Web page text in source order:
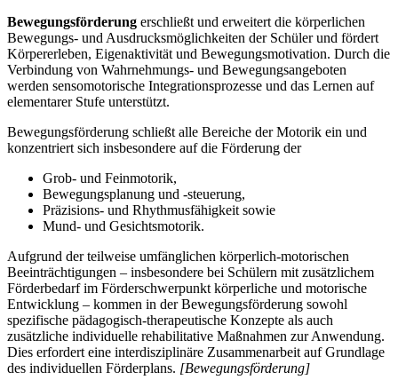
Bewegungsförderung erschließt und erweitert die körperlichen
Bewegungs- und Ausdrucksmöglichkeiten der Schüler und fördert
Körpererleben, Eigenaktivität und Bewegungsmotivation. Durch die
Verbindung von Wahrnehmungs- und Bewegungsangeboten
werden sensomotorische Integrationsprozesse und das Lernen auf
elementarer Stufe unterstützt.
Bewegungsförderung schließt alle Bereiche der Motorik ein und
konzentriert sich insbesondere auf die Förderung der
Grob- und Feinmotorik,
Bewegungsplanung und -steuerung,
Präzisions- und Rhythmusfähigkeit sowie
Mund- und Gesichtsmotorik.
Aufgrund der teilweise umfänglichen körperlich-motorischen
Beeinträchtigungen – insbesondere bei Schülern mit zusätzlichem
Förderbedarf im Förderschwerpunkt körperliche und motorische
Entwicklung – kommen in der Bewegungsförderung sowohl
spezifische pädagogisch-therapeutische Konzepte als auch
zusätzliche individuelle rehabilitative Maßnahmen zur Anwendung.
Dies erfordert eine interdisziplinäre Zusammenarbeit auf Grundlage
des individuellen Förderplans. [Bewegungsförderung]